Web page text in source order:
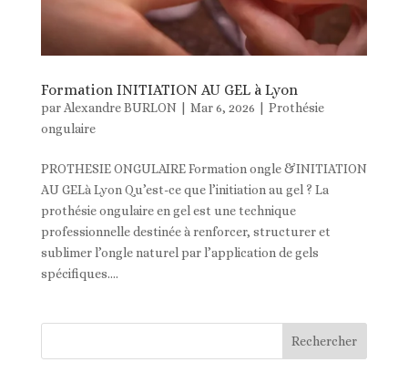
Formation INITIATION AU GEL à Lyon
par Alexandre BURLON| Mar 6, 2026
Prothésie
ongulaire
PROTHESIE ONGULAIRE Formation ongle &INITIATION
AU GELà Lyon Qu’est-ce que l’initiation au gel ? La
prothésie ongulaire en gel est une technique
professionnelle destinée à renforcer, structurer et
sublimer l’ongle naturel par l’application de gels
spécifiques....
Rechercher